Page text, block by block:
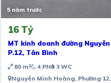
5 năm trước
16 Tỷ
MT kinh doanh đường
P.12, Tân Bình
80 m² 4 PN 3 WC
Nguyễn Minh Hoàng, Phường